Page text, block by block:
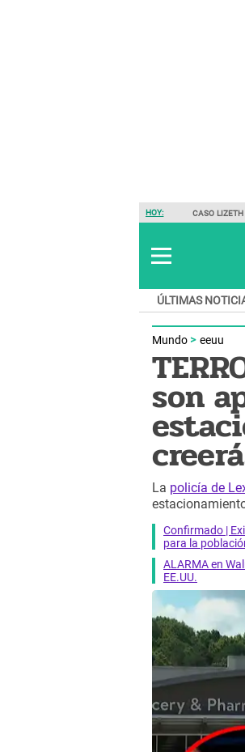
HOY: CASO
ÚLTIMAS
Mundo eeuu
son
La policía de
Confirmado |
para la
ALARMA en
EE.UU.